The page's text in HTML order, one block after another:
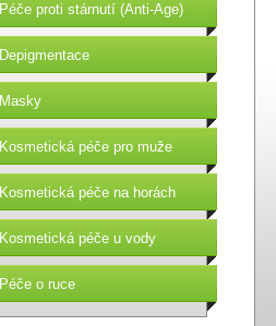
Péče proti stárnutí (Anti-Age)
Depigmentace
Masky
Kosmetická péče pro muže
Kosmetická péče na horách
Kosmetická péče u vody
Péče o ruce